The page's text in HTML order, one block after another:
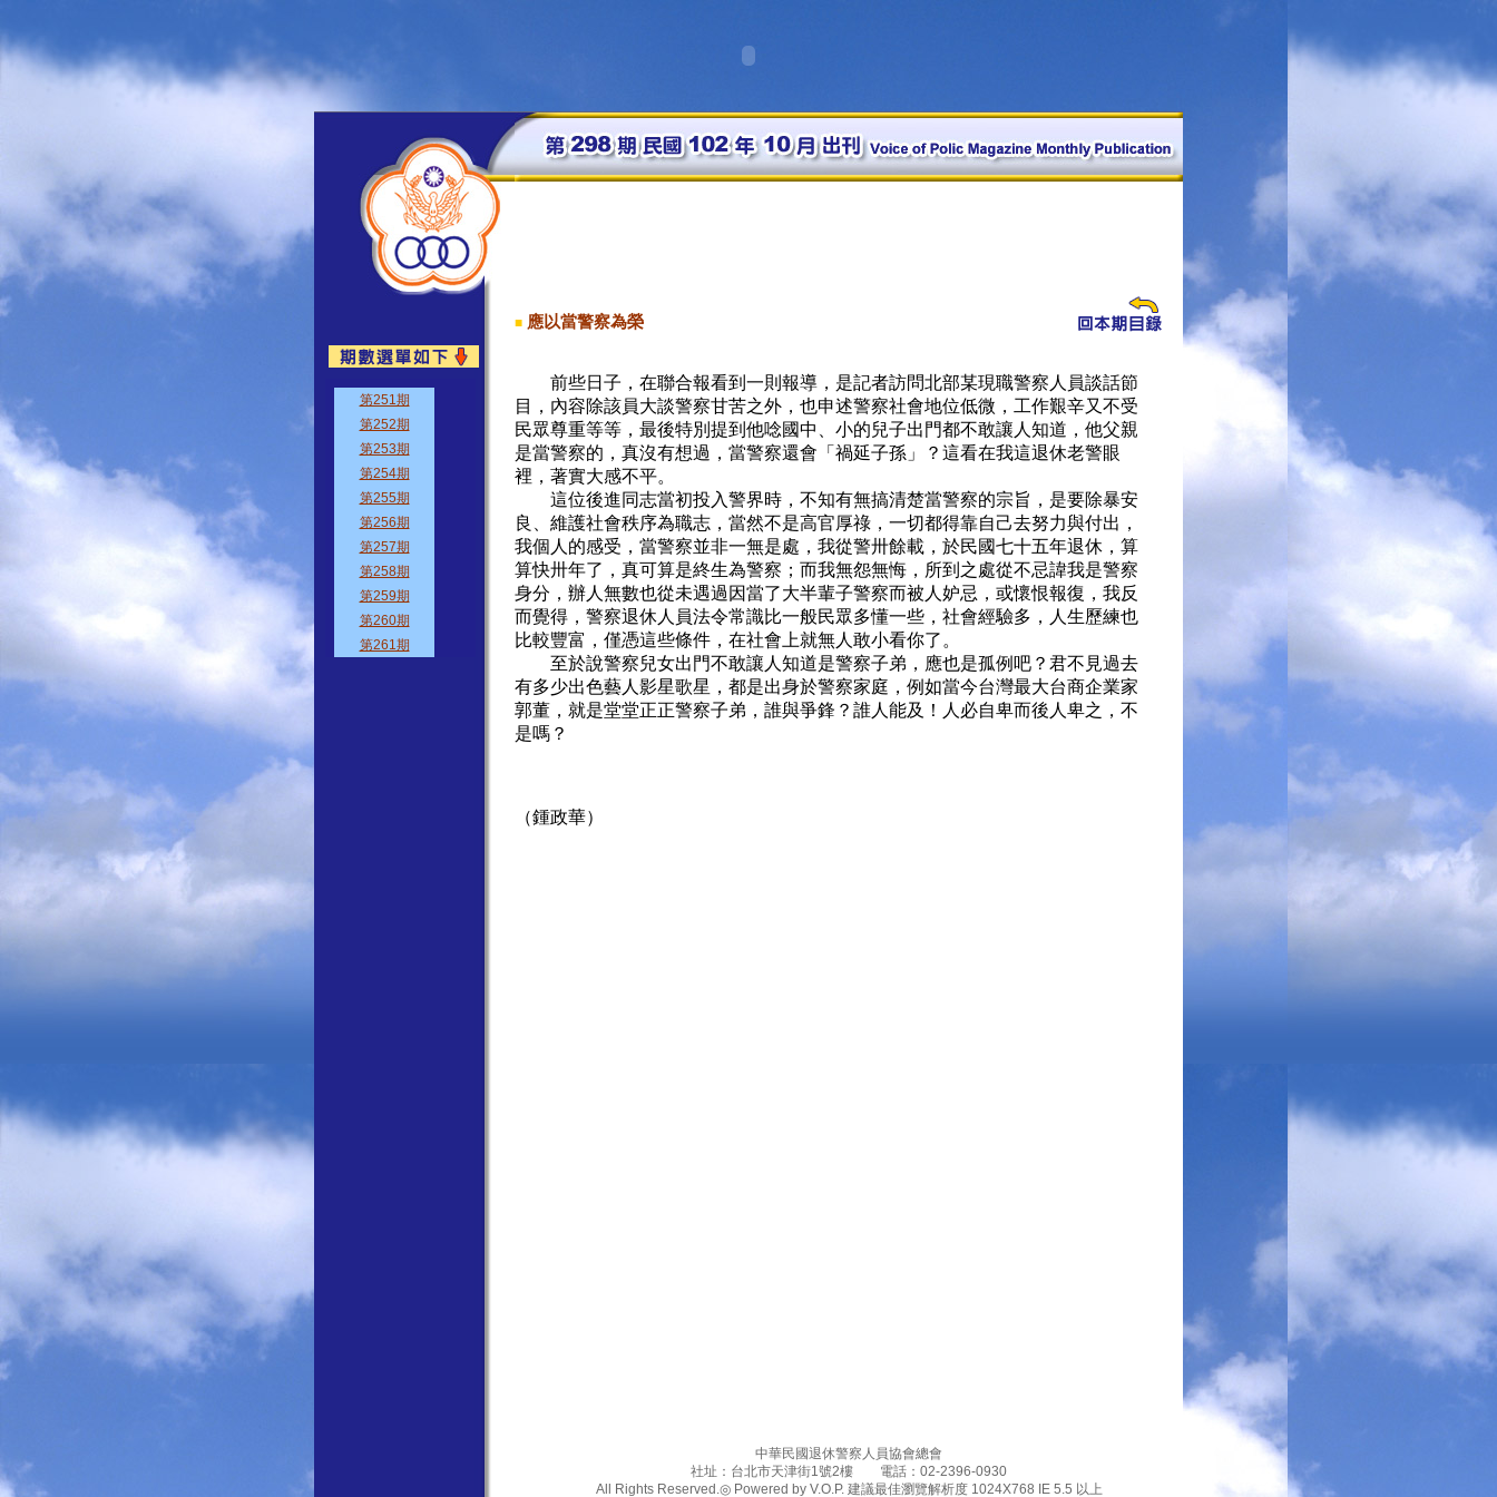
■ 應以當警察為榮
前些日子，在聯合報看到一則報導，是記者訪問北部某現職警察人員談話節
目，內容除該員大談警察甘苦之外，也申述警察社會地位低微，工作艱辛又不受
民眾尊重等等，最後特別提到他唸國中、小的兒子出門都不敢讓人知道，他父親
是當警察的，真沒有想過，當警察還會「禍延子孫」？這看在我這退休老警眼
裡，著實大感不平。
這位後進同志當初投入警界時，不知有無搞清楚當警察的宗旨，是要除暴安
良、維護社會秩序為職志，當然不是高官厚祿，一切都得靠自己去努力與付出，
我個人的感受，當警察並非一無是處，我從警卅餘載，於民國七十五年退休，算
算快卅年了，真可算是終生為警察；而我無怨無悔，所到之處從不忌諱我是警察
身分，辦人無數也從未遇過因當了大半輩子警察而被人妒忌，或懷恨報復，我反
而覺得，警察退休人員法令常識比一般民眾多懂一些，社會經驗多，人生歷練也
比較豐富，僅憑這些條件，在社會上就無人敢小看你了。
至於說警察兒女出門不敢讓人知道是警察子弟，應也是孤例吧？君不見過去
有多少出色藝人影星歌星，都是出身於警察家庭，例如當今台灣最大台商企業家
郭董，就是堂堂正正警察子弟，誰與爭鋒？誰人能及！人必自卑而後人卑之，不
是嗎？
（鍾政華）
中華民國退休警察人員協會總會
社址：台北市天津街1號2樓 電話：02-2396-0930
All Rights Reserved.◎ Powered by V.O.P. 建議最佳瀏覽解析度 1024X768 IE 5.5 以上